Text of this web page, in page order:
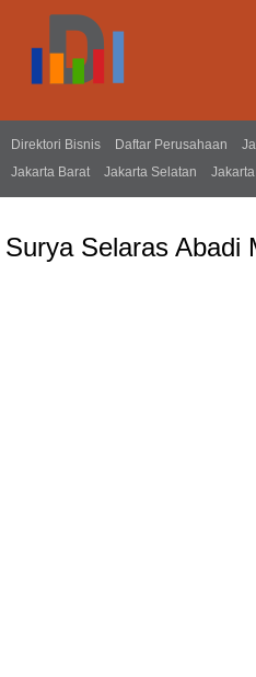
Direktori Bisnis Daftar Perusahaan
Jakarta Barat
Jakarta Selatan
Surya Selaras Abadi